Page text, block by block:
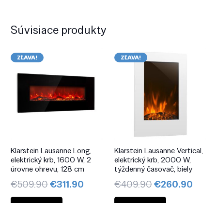
Súvisiace produkty
ZĽAVA!
Klarstein Lausanne Long,
elektrický krb, 1600 W, 2
úrovne ohrevu, 128 cm
€509.90Pôvodná
cena
€311.90 Aktuálna
ZĽAVA!
Klarstein Lausanne Vertical,
elektrický krb, 2000 W,
týždenný časovač, biely
€409.90Pôvodná
cena
€260.90